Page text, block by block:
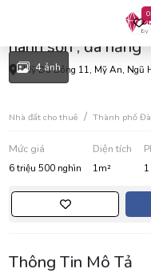
0
Cho thuê căn hộ
hành sơn , đà nẵng
Mỹ Đa Đông 11, Mỹ An, Ngũ
4 ảnh
Nhà đất cho thuê Thành phố
Mức giá
6 triệu 500 nghìn
Diện tích
1m² 1
Thông Tin Mô Tả